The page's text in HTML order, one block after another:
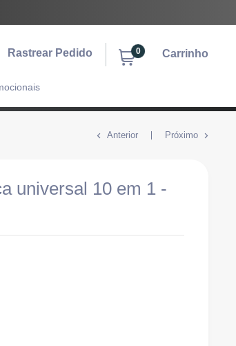
Rastrear Pedido 0 Carrinho
Anterior Próximo
universal 10 em 1 -